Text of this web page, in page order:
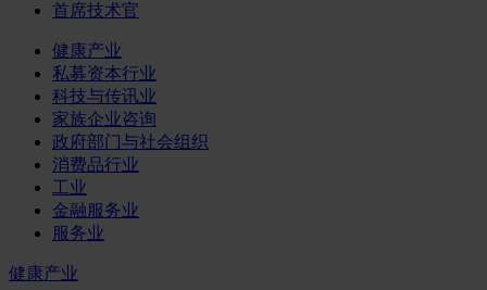
首席技术官
健康产业
私募资本行业
科技与传讯业
家族企业咨询
政府部门与社会组织
消费品行业
工业
金融服务业
服务业
健康产业